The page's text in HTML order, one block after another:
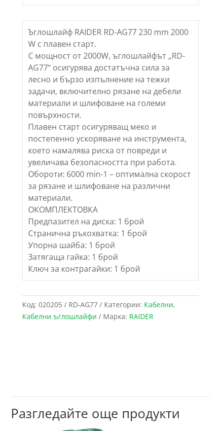
Ъглошлайф RAIDER RD-AG77 230 mm 2000
W с плавен старт.
С мощност от 2000W, ъглошлайфът „RD-
AG77“ осигурява достатъчна сила за
лесно и бързо изпълнение на тежки
задачи, включително рязане на дебели
материали и шлифоване на големи
повърхности.
Плавен старт осигуряващ меко и
постепенно ускоряване на инструмента,
което намалява риска от повреди и
увеличава безопасността при работа.
Обороти: 6000 min-1 – оптимална скорост
за рязане и шлифоване на различни
материали.
ОКОМПЛЕКТОВКА
Предпазител на диска: 1 брой
Странична ръкохватка: 1 брой
Упорна шайба: 1 брой
Затягаща гайка: 1 брой
Ключ за контрагайки: 1 брой
Код: 020205 / RD-AG77 Категории: Кабелни,
Кабелни ъглошлайфи
Марка: RAIDER
Разгледайте още продукти